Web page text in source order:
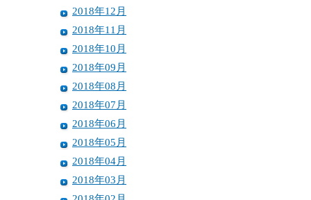
2018年12月
2018年11月
2018年10月
2018年09月
2018年08月
2018年07月
2018年06月
2018年05月
2018年04月
2018年03月